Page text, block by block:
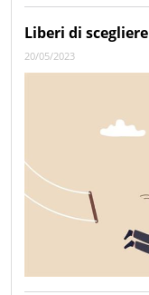
Liberi di scegliere
20/05/2023